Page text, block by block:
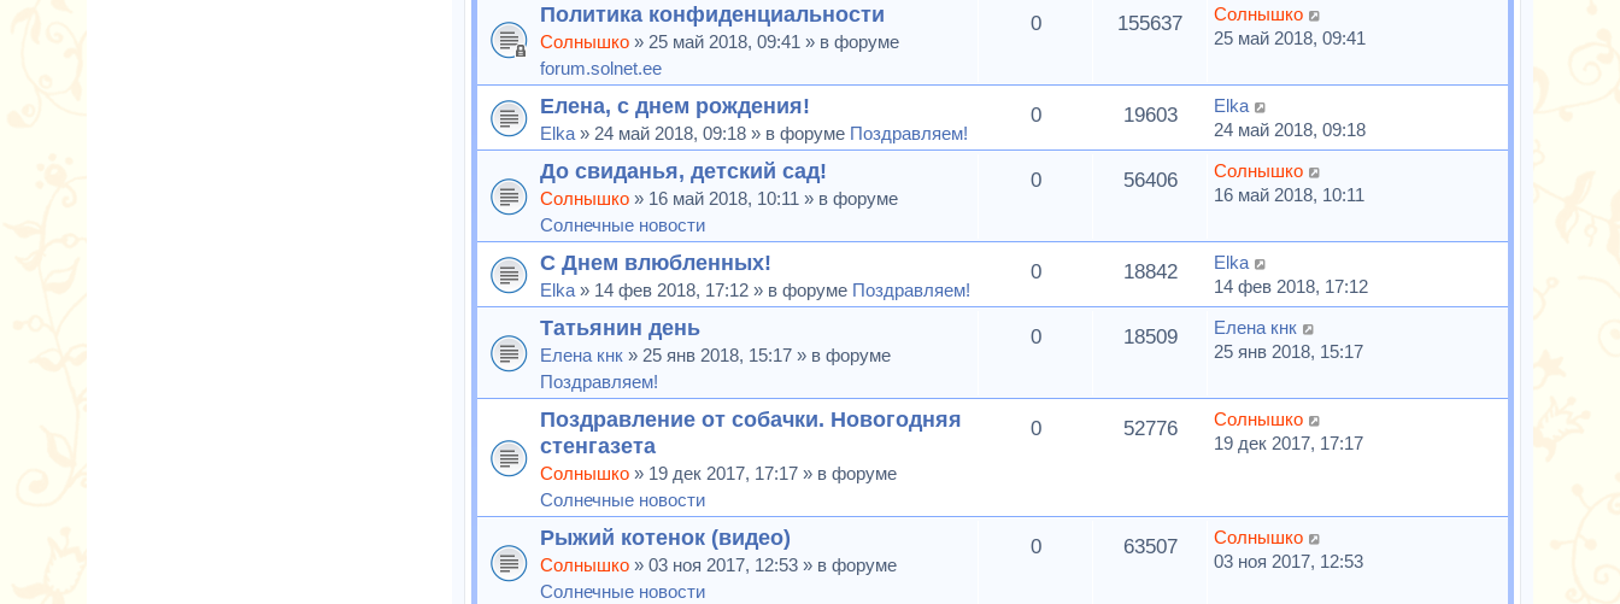
Политика конфиденциальности
Солнышко» 25 май 2018, 09:41 » в форуме
forum.solnet.ee
0 155637
Солнышко
25 май 2018, 09:41
Елена, с днем рождения!
Elka» 24 май 2018, 09:18 » в форуме Поздравляем!
0 19603
Elka
24 май 2018, 09:18
До свиданья, детский сад!
Солнышко» 16 май 2018, 10:11 » в форуме
Солнечные новости
0 56406
Солнышко
16 май 2018, 10:11
С Днем влюбленных!
Elka» 14 фев 2018, 17:12 » в форуме Поздравляем!
0 18842
Elka
14 фев 2018, 17:12
Татьянин день
Елена кнк» 25 янв 2018, 15:17 » в форуме
Поздравляем!
0 18509
Елена кнк
25 янв 2018, 15:17
Поздравление от собачки. Новогодняя
стенгазета
Солнышко» 19 дек 2017, 17:17 » в форуме
Солнечные новости
0 52776
Солнышко
19 дек 2017, 17:17
Рыжий котенок (видео)
Солнышко» 03 ноя 2017, 12:53 » в форуме
Солнечные новости
0 63507
Солнышко
03 ноя 2017, 12:53